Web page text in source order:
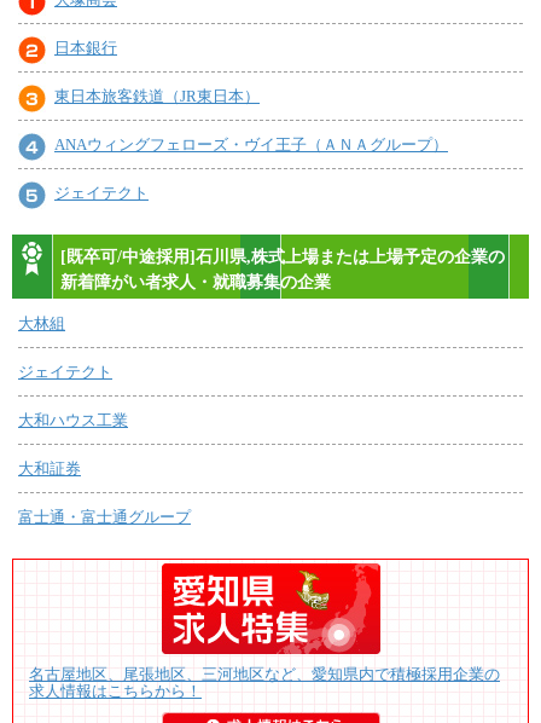
日本銀行
東日本旅客鉄道（JR東日本）
ANAウィングフェローズ・ヴイ王子（ＡＮＡグループ）
ジェイテクト
[既卒可/中途採用]石川県,株式上場または上場予定の企業の
新着障がい者求人・就職募集の企業
大林組
ジェイテクト
大和ハウス工業
大和証券
富士通・富士通グループ
名古屋地区、尾張地区、三河地区など、愛知県内で積極採用企業の
求人情報はこちらから！